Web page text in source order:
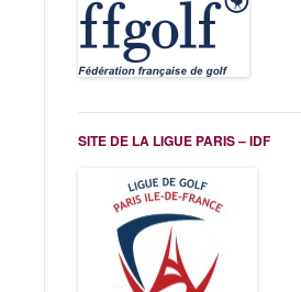
SITE DE LA LIGUE PARIS – IDF